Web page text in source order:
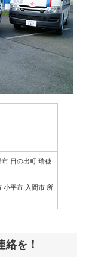
日の出町 瑞穂
小平市 入間市 所
絡を！